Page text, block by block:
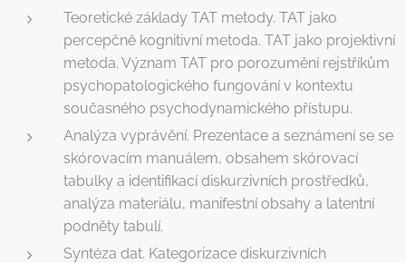
Teoretické základy TAT metody. TAT jako
percepčně kognitivní metoda. TAT jako projektivní
metoda. Význam TAT pro porozumění rejstříkům
psychopatologického fungování v kontextu
současného psychodynamického přístupu.
Analýza vyprávění. Prezentace a seznámení se se
skórovacím manuálem, obsahem skórovací
tabulky a identifikací diskurzivních prostředků,
analýza materiálu, manifestní obsahy a latentní
podněty tabulí.
Syntéza dat. Kategorizace diskurzivních